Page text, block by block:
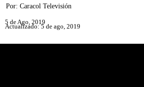
Por: Caracol Televisión
5 de Ago, 2019
Actualizado: 5 de ago, 2019